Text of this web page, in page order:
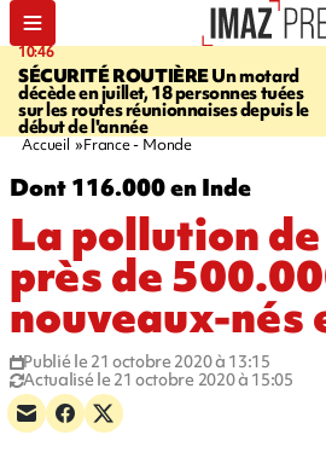
10:46
SÉCURITÉ ROUTIÈREUn motard
décède en juillet, 18 personnes tuées
sur les routes réunionnaises depuis le
début de l'année
Accueil France - Monde
Dont 116.000 en Inde
La pollution
près de
nouveaux-nés
Publié le 21 octobre 2020 à 13:15
Actualisé le 21 octobre 2020 à 15:05